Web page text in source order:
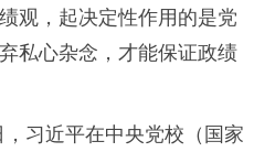
观，起决定性作用的是党
私心杂念，才能保证政绩
，习近平在中央党校（国家